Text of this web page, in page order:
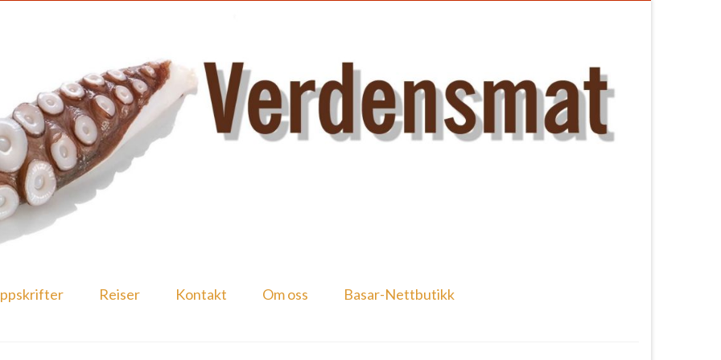
Reiser Kontakt Om oss Basar-Nettbutikk